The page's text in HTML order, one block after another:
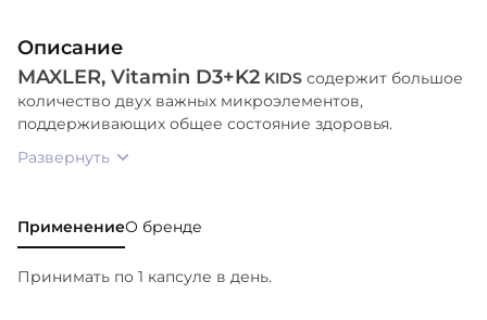
Описание
MAXLER, Vitamin D3+K2 KIDS содержит большое
количество двух важных микроэлементов,
поддерживающих общее состояние здоровья.
Развернуть
ПрименениеО бренде
Принимать по 1 капсуле в день.